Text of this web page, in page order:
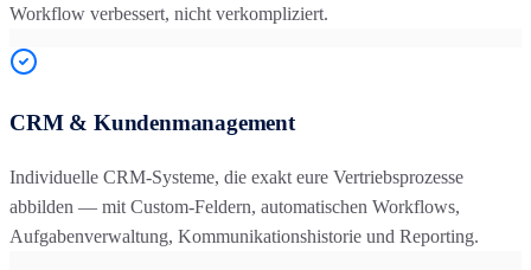
Workflow verbessert, nicht verkompliziert.
CRM & Kundenmanagement
Individuelle CRM-Systeme, die exakt eure Vertriebsprozesse
abbilden — mit Custom-Feldern, automatischen Workflows,
Aufgabenverwaltung, Kommunikationshistorie und Reporting.